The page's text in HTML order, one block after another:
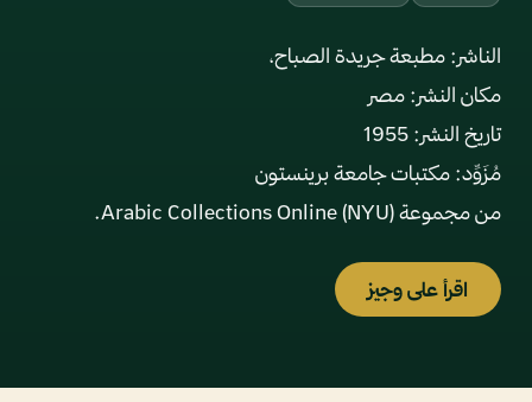
من مجموعة Arabic Collections Online (NYU).
اقرأ على وجيز